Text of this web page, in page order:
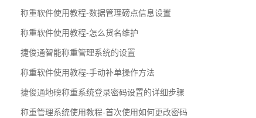
称重软件使用教程-数据管理磅点信息设置
称重软件使用教程-怎么货名维护
捷俊通智能称重管理系统的设置
称重软件使用教程-手动补单操作方法
捷俊通地磅称重系统登录密码设置的详细步骤
称重管理系统使用教程-首次使用如何更改密码